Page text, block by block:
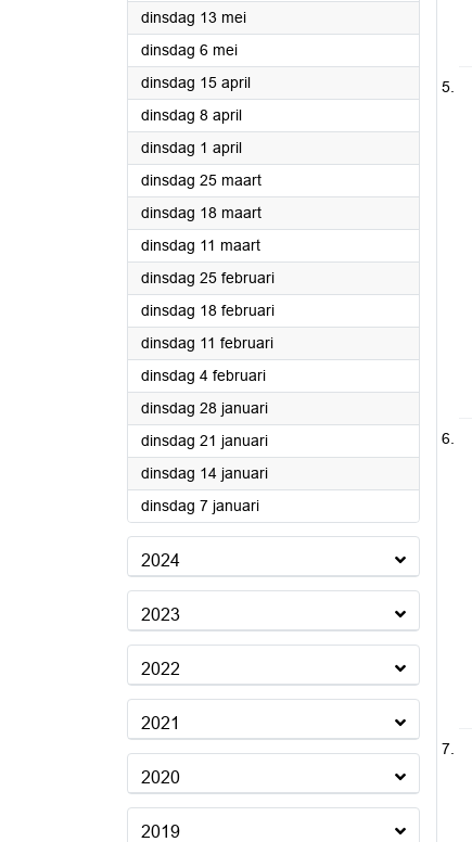
dinsdag 13 mei2025
dinsdag 6 mei2025
dinsdag 15 april2025
dinsdag 8 april2025
dinsdag 1 april2025
dinsdag 25 maart2025
dinsdag 18 maart2025
dinsdag 11 maart2025
dinsdag 25 februari2025
dinsdag 18 februari2025
dinsdag 11 februari2025
dinsdag 4 februari2025
dinsdag 28 januari2025
dinsdag 21 januari2025
dinsdag 14 januari2025
dinsdag 7 januari2025
2024
2023
2022
2021
2020
2019